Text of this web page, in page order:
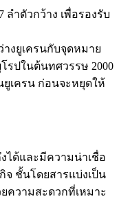
ลำตัวกว้าง เพื่อรองรับ
างยูเครนกับจุดหมาย
รปในต้นทศวรรษ 2000
เครน ก่อนจะหยุดให้
งได้และมีความน่าเชื่อ
จ ชั้นโดยสารแบ่งเป็น
ความสะดวกที่เหมาะ